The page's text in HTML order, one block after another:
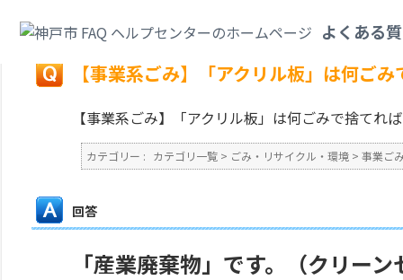
よくある
戻る
【事業系ごみ】「アクリル板」は何ご
【事業系ごみ】「アクリル板」は何ごみで捨てれ
カテゴリー : カテゴリ一覧 > ごみ・リサイクル・環境 > 事業ご
回答
「産業廃棄物」です。（クリー